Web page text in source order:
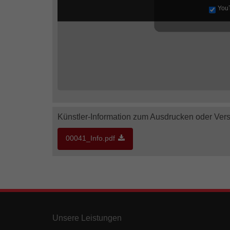
Künstler-Information zum Ausdrucken oder
00041_Info.pdf
Unsere Leistungen